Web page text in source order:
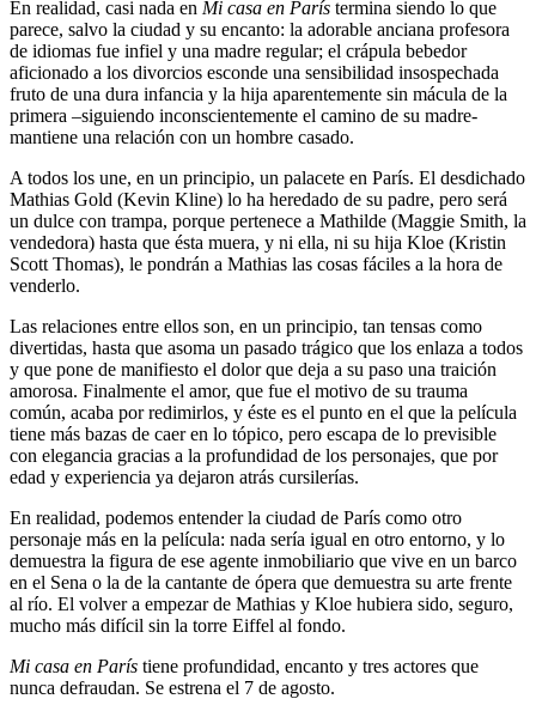
En realidad, casi nada en Mi casa en París termina siendo lo que
parece, salvo la ciudad y su encanto: la adorable anciana profesora
de idiomas fue infiel y una madre regular; el crápula bebedor
aficionado a los divorcios esconde una sensibilidad insospechada
fruto de una dura infancia y la hija aparentemente sin mácula de la
primera –siguiendo inconscientemente el camino de su madre-
mantiene una relación con un hombre casado.
A todos los une, en un principio, un palacete en París. El desdichado
Mathias Gold (Kevin Kline) lo ha heredado de su padre, pero será
un dulce con trampa, porque pertenece a Mathilde (Maggie Smith, la
vendedora) hasta que ésta muera, y ni ella, ni su hija Kloe (Kristin
Scott Thomas), le pondrán a Mathias las cosas fáciles a la hora de
venderlo.
Las relaciones entre ellos son, en un principio, tan tensas como
divertidas, hasta que asoma un pasado trágico que los enlaza a todos
y que pone de manifiesto el dolor que deja a su paso una traición
amorosa. Finalmente el amor, que fue el motivo de su trauma
común, acaba por redimirlos, y éste es el punto en el que la película
tiene más bazas de caer en lo tópico, pero escapa de lo previsible
con elegancia gracias a la profundidad de los personajes, que por
edad y experiencia ya dejaron atrás cursilerías.
En realidad, podemos entender la ciudad de París como otro
personaje más en la película: nada sería igual en otro entorno, y lo
demuestra la figura de ese agente inmobiliario que vive en un barco
en el Sena o la de la cantante de ópera que demuestra su arte frente
al río. El volver a empezar de Mathias y Kloe hubiera sido, seguro,
mucho más difícil sin la torre Eiffel al fondo.
Mi casa en París tiene profundidad, encanto y tres actores que
nunca defraudan. Se estrena el 7 de agosto.